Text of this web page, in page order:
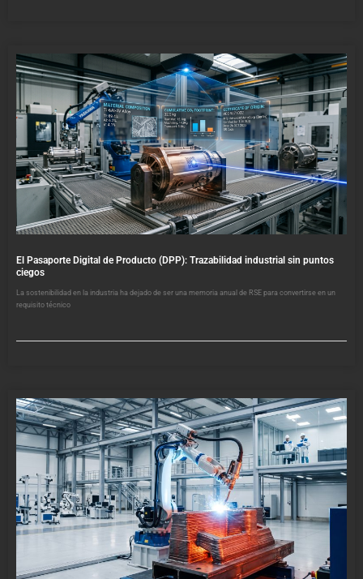
El Pasaporte Digital de Producto (DPP): Trazabilidad industrial sin puntos
ciegos
La sostenibilidad en la industria ha dejado de ser una memoria anual de RSE para convertirse en un
requisito técnico